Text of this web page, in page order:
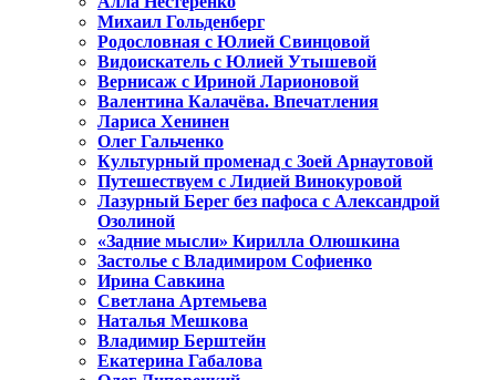
Михаил Гольденберг
Родословная с Юлией Свинцовой
Видоискатель с Юлией Утышевой
Вернисаж с Ириной Ларионовой
Валентина Калачёва. Впечатления
Лариса Хенинен
Олег Гальченко
Культурный променад с Зоей Арнаутовой
Путешествуем с Лидией Винокуровой
Лазурный Берег без пафоса с Александрой
Озолиной
«Задние мысли» Кирилла Олюшкина
Застолье с Владимиром Софиенко
Ирина Савкина
Светлана Артемьева
Наталья Мешкова
Владимир Берштейн
Екатерина Габалова